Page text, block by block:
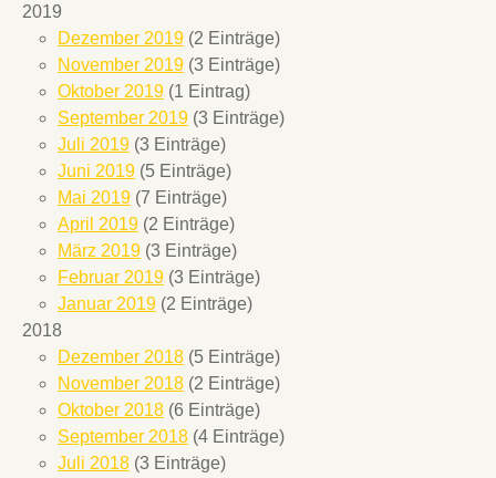
2019
Dezember 2019 (2 Einträge)
November 2019 (3 Einträge)
Oktober 2019 (1 Eintrag)
September 2019 (3 Einträge)
Juli 2019 (3 Einträge)
Juni 2019 (5 Einträge)
Mai 2019 (7 Einträge)
April 2019 (2 Einträge)
März 2019 (3 Einträge)
Februar 2019 (3 Einträge)
Januar 2019 (2 Einträge)
2018
Dezember 2018 (5 Einträge)
November 2018 (2 Einträge)
Oktober 2018 (6 Einträge)
September 2018 (4 Einträge)
Juli 2018 (3 Einträge)